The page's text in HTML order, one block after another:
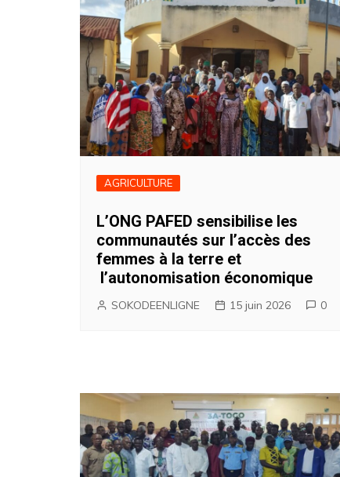
AGRICULTURE
L’ONG PAFED sensibilise les
communautés sur l’accès des
femmes à la terre et
l’autonomisation économique
SOKODEENLIGNE 15 juin 2026 0